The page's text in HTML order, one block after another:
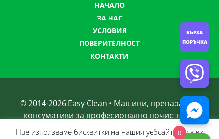
НАЧАЛО
ЗА НАС
УСЛОВИЯ
ПОВЕРИТЕЛНОСТ
КОНТАКТИ
© 2014-2026 Easy Clean • Машини, препарати и
консумативи за професионално почистване
Нue използвамe бисквитки на нашия уебсайт, за да ви
0
БЪРЗА
ПОРЪЧКА